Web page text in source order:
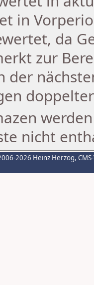
in
da
zur
der
nicht
2026 Heinz Herzog,